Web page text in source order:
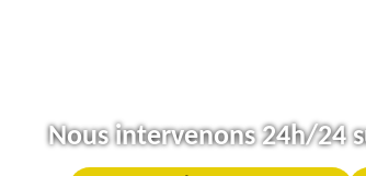
Nous intervenons 24h/24